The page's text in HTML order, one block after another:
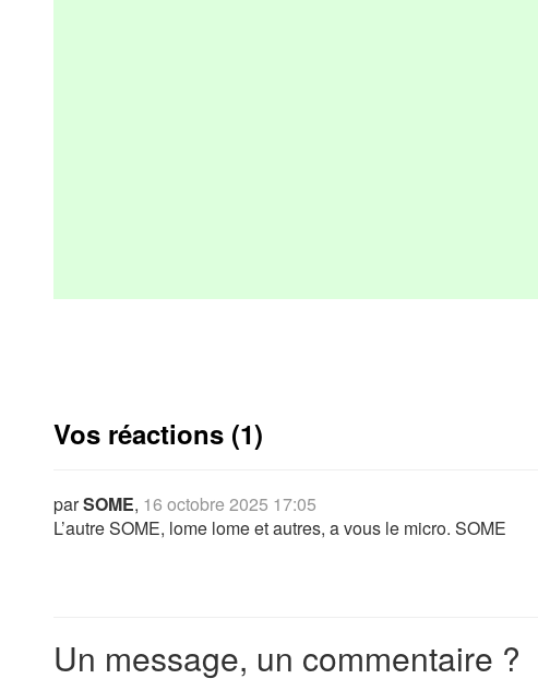
Vos réactions (1)
parSOME, 16 octobre 2025 17:05
L’autre SOME, lome lome et autres, a vous le micro. SOME
Un message, un commentaire ?